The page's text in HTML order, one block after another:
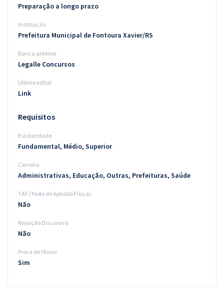
Aprovados
Atendimento
Preparação a longo prazo
Instituição
Prefeitura Municipal de Fontoura Xavier/RS
Banca anterior
Legalle Concursos
Último edital
Link
Requisitos
Escolaridade
Fundamental, Médio, Superior
Carreira
Administrativas, Educação, Outras, Prefeituras, Saúde
TAF (Teste de Aptidão Física)
Não
Redação Discursiva
Não
Prova de títulos
Sim